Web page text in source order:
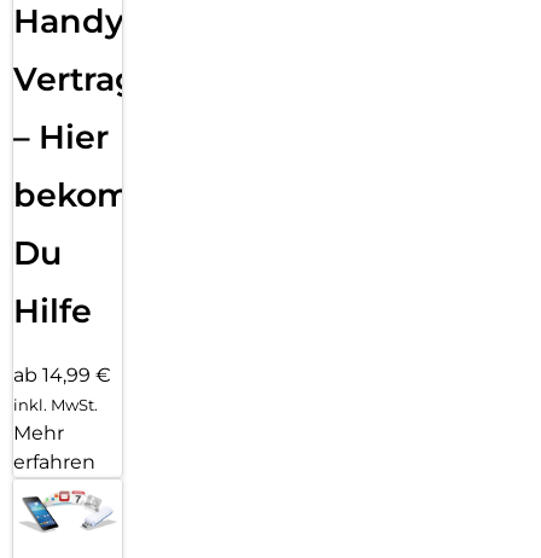
Handy
Vertragsabwicklung
– Hier
bekommst
Du
Hilfe
ab 14,99 €
inkl. MwSt.
Mehr
erfahren